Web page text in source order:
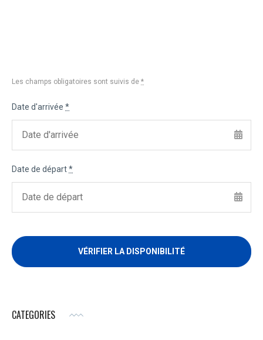
Les champs obligatoires sont suivis de *
Date d'arrivée *
Date de départ*
CATEGORIES